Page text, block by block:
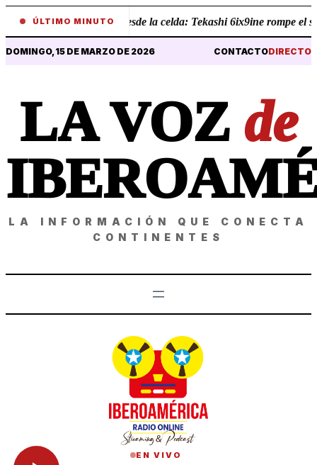
ÚLTIMO MINUTO
Revelaciones desde la celda: Tekashi 6ix9ine rompe el
DOMINGO, 15 DE MARZO DE 2026 CONTACTODIRECTO
LA VOZ de
LA INFORMACIÓN QUE CONECTA
CONTINENTES
EN VIVO